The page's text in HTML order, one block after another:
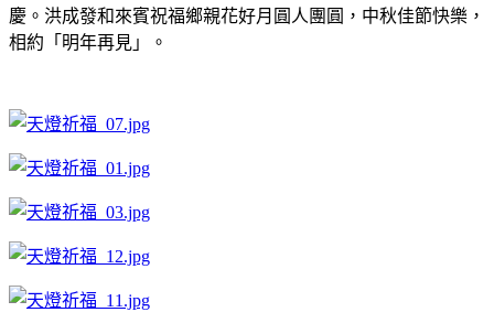
慶。洪成發和來賓祝福鄉親花好月圓人團圓，中秋佳節快樂，
相約「明年再見」。